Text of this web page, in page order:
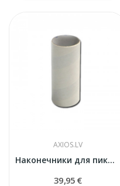
AXIOS.LV
Наконечники для пикфлометра 100 шт.
39,95 €